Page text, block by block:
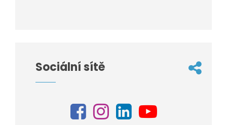
Sociální sítě